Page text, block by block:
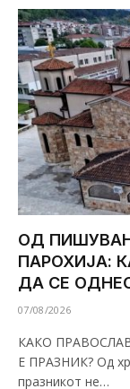
ОД
ПАРОХИЈА:
ДА СЕ
07/08/2026
КАКО
Е ПРАЗНИК? Од
празникот не…